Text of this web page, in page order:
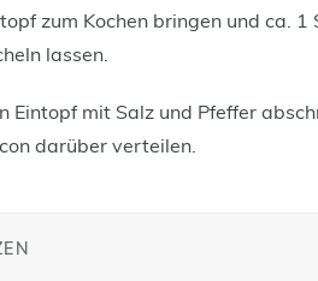
zum Kochen bringen und ca.
lassen.
Eintopf mit Salz und Pfeffer
darüber verteilen.